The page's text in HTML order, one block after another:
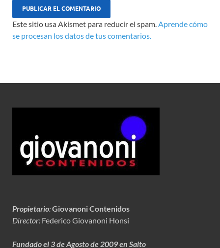
Este sitio usa Akismet para reducir el spam. Aprende cómo
se procesan los datos de tus comentarios.
Propietario:Giovanoni Contenidos
Director: Federico Giovanoni Honsi
Fundado el 3 de Agosto de 2009 en Salto